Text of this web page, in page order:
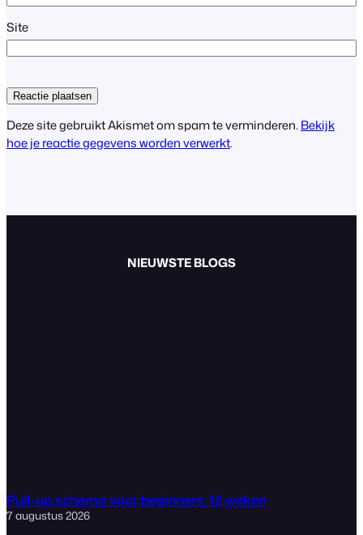
Site
Deze site gebruikt Akismet om spam te verminderen. Bekijk
hoe je reactie gegevens worden verwerkt.
NIEUWSTE BLOGS
Pull-up schema voor beginners: 12 weken
7 augustus 2026